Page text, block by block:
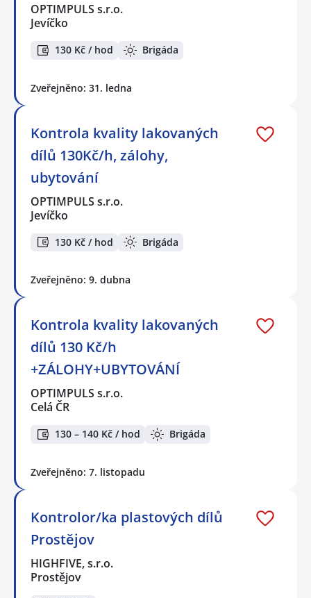
OPTIMPULS s.r.o.
Jevíčko
130 Kč / hod Brigáda
Zveřejněno: 31. ledna
Kontrola kvality lakovaných
dílů 130Kč/h, zálohy,
ubytování
OPTIMPULS s.r.o.
Jevíčko
130 Kč / hod Brigáda
Zveřejněno: 9. dubna
Kontrola kvality lakovaných
dílů 130 Kč/h
+ZÁLOHY+UBYTOVÁNÍ
OPTIMPULS s.r.o.
Celá ČR
130 – 140 Kč / hod Brigáda
Zveřejněno: 7. listopadu
Kontrolor/ka plastových dílů
Prostějov
HIGHFIVE, s.r.o.
Prostějov